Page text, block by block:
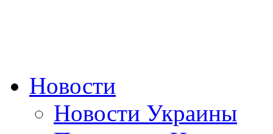
Новости
Новости Украины